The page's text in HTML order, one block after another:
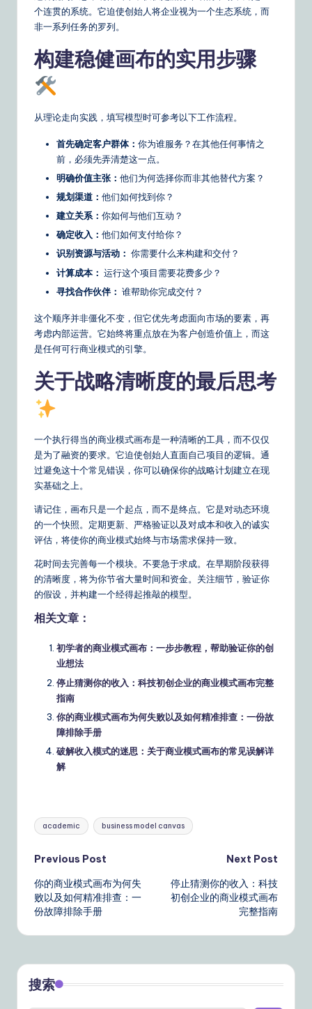
个连贯的系统。它迫使创始人将企业视为一个生态系统，而
非一系列任务的罗列。
构建稳健画布的实用步骤
从理论走向实践，填写模型时可参考以下工作流程。
首先确定客户群体： 你为谁服务？在其他任何事情之
前，必须先弄清楚这一点。
明确价值主张： 他们为何选择你而非其他替代方案？
规划渠道： 他们如何找到你？
建立关系： 你如何与他们互动？
确定收入： 他们如何支付给你？
识别资源与活动： 你需要什么来构建和交付？
计算成本： 运行这个项目需要花费多少？
寻找合作伙伴： 谁帮助你完成交付？
这个顺序并非僵化不变，但它优先考虑面向市场的要素，再
考虑内部运营。它始终将重点放在为客户创造价值上，而这
是任何可行商业模式的引擎。
关于战略清晰度的最后思考
一个执行得当的商业模式画布是一种清晰的工具，而不仅仅
是为了融资的要求。它迫使创始人直面自己项目的逻辑。通
过避免这十个常见错误，你可以确保你的战略计划建立在现
实基础之上。
请记住，画布只是一个起点，而不是终点。它是对动态环境
的一个快照。定期更新、严格验证以及对成本和收入的诚实
评估，将使你的商业模式始终与市场需求保持一致。
花时间去完善每一个模块。不要急于求成。在早期阶段获得
的清晰度，将为你节省大量时间和资金。关注细节，验证你
的假设，并构建一个经得起推敲的模型。
相关文章：
初学者的商业模式画布：一步步教程，帮助验证你的创
业想法
停止猜测你的收入：科技初创企业的商业模式画布完整
指南
你的商业模式画布为何失败以及如何精准排查：一份故
障排除手册
破解收入模式的迷思：关于商业模式画布的常见误解详
解
Tags:
academic business model canvas
Post
navigation
Previous Post
你的商业模式画布为何失
败以及如何精准排查：一
份故障排除手册
Next Post
停止猜测你的收入：科技
初创企业的商业模式画布
完整指南
搜索